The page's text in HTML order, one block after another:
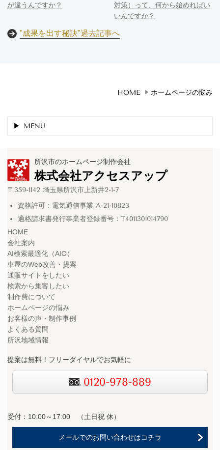
が違うんですか？
対策）って、何から始めればい
いんですか？
"成果を出す秘訣"過去記事へ
HOME ホームページの悩み
MENU
所沢市のホームページ制作会社
株式会社アクセスアップ
〒359-1142 埼玉県所沢市上新井2-1-7
資格許可：電気通信事業 A-21-10823
適格請求書発行事業者登録番号：T4011301014790
HOME
会社案内
AI検索最適化（AIO）
車屋のWeb改善・提案
通販サイトをしたい
検索から集客したい
制作費について
ホームページの悩み
お客様の声・制作事例
よくある質問
所沢地域情報
提案は無料！フリーダイヤルでお気軽に
0120-978-889
受付：10:00～17:00 （土日祝 休）
メールでのお問い合わせはコチラ